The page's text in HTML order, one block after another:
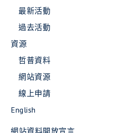
最新活動
過去活動
資源
哲普資料
網站資源
線上申請
English